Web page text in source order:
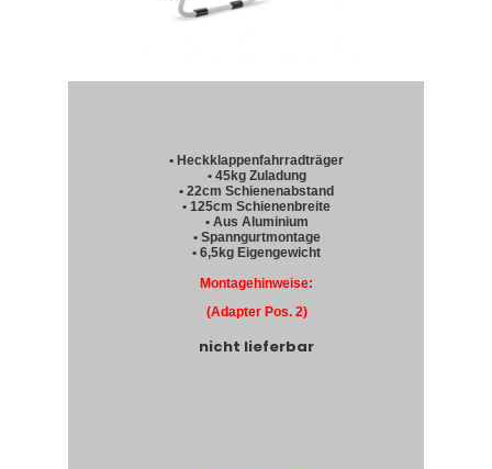
• Heckklappenfahrradträger
• 45kg Zuladung
• 22cm Schienenabstand
• 125cm Schienenbreite
• Aus Aluminium
• Spanngurtmontage
• 6,5kg Eigengewicht
Montagehinweise:
(Adapter Pos. 2)
nicht lieferbar